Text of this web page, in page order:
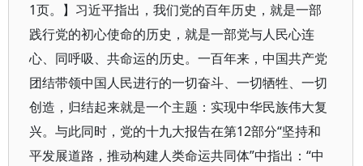
1页。】习近平指出，我们党的百年历史，就是一部
践行党的初心使命的历史，就是一部党与人民心连
心、同呼吸、共命运的历史。一百年来，中国共产党
团结带领中国人民进行的一切奋斗、一切牺牲、一切
创造，归结起来就是一个主题：实现中华民族伟大复
兴。与此同时，党的十九大报告在第12部分“坚持和
平发展道路，推动构建人类命运共同体”中指出：“中